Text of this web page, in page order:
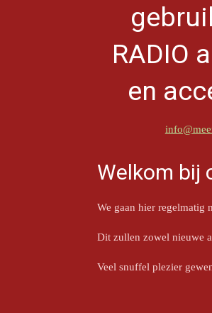
RADIO
en
Welkom bij
We gaan hier regelmatig
Dit zullen zowel nieuwe
Veel snuffel plezier